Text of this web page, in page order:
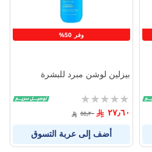
وفر 50%
بيزلين لوشن مبرد للبشرة
Rating:
0%
٢٧٫٦٠ ٥٥٫٢٠
أضف إلى عربة التسوق